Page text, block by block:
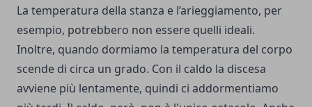
La temperatura della stanza e l’arieggiamento, per
esempio, potrebbero non essere quelli ideali.
Inoltre, quando dormiamo la temperatura del corpo
scende di circa un grado. Con il caldo la discesa
avviene più lentamente, quindi ci addormentiamo